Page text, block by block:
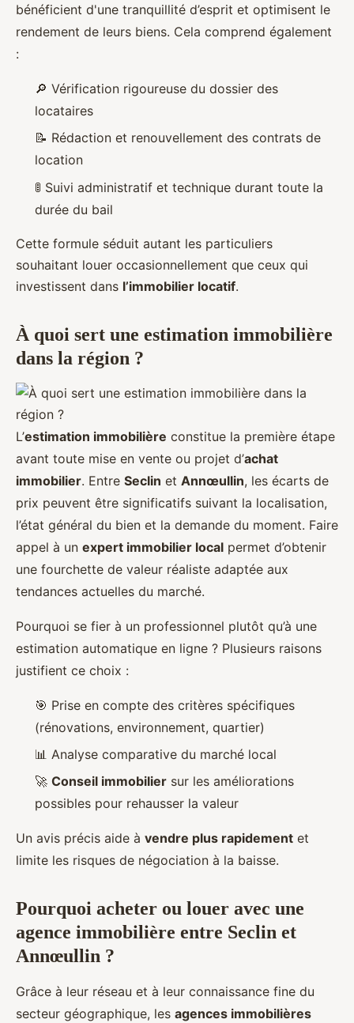
bénéficient d'une tranquillité d’esprit et optimisent le
rendement de leurs biens. Cela comprend également
:
🔎 Vérification rigoureuse du dossier des
locataires
📝 Rédaction et renouvellement des contrats de
location
🚦 Suivi administratif et technique durant toute la
durée du bail
Cette formule séduit autant les particuliers
souhaitant louer occasionnellement que ceux qui
investissent dans l’immobilier locatif.
À quoi sert une estimation immobilière
dans la région ?
L’estimation immobilière constitue la première étape
avant toute mise en vente ou projet d’achat
immobilier. Entre Seclin et Annœullin, les écarts de
prix peuvent être significatifs suivant la localisation,
l’état général du bien et la demande du moment. Faire
appel à un expert immobilier local permet d’obtenir
une fourchette de valeur réaliste adaptée aux
tendances actuelles du marché.
Pourquoi se fier à un professionnel plutôt qu’à une
estimation automatique en ligne ? Plusieurs raisons
justifient ce choix :
🎯 Prise en compte des critères spécifiques
(rénovations, environnement, quartier)
📊 Analyse comparative du marché local
🚀 Conseil immobilier sur les améliorations
possibles pour rehausser la valeur
Un avis précis aide à vendre plus rapidement et
limite les risques de négociation à la baisse.
Pourquoi acheter ou louer avec une
agence immobilière entre Seclin et
Annœullin ?
Grâce à leur réseau et à leur connaissance fine du
secteur géographique, les agences immobilières